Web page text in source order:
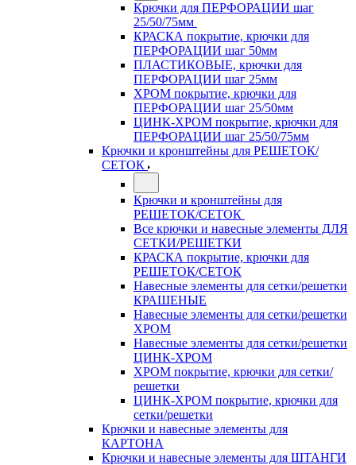
Крючки для ПЕРФОРАЦИИ шаг
25/50/75мм
КРАСКА покрытие, крючки для
ПЕРФОРАЦИИ шаг 50мм
ПЛАСТИКОВЫЕ, крючки для
ПЕРФОРАЦИИ шаг 25мм
ХРОМ покрытие, крючки для
ПЕРФОРАЦИИ шаг 25/50мм
ЦИНК-ХРОМ покрытие, крючки для
ПЕРФОРАЦИИ шаг 25/50/75мм
Крючки и кронштейны для РЕШЕТОК/
СЕТОК
Крючки и кронштейны для
РЕШЕТОК/СЕТОК
Все крючки и навесные элементы ДЛЯ
СЕТКИ/РЕШЕТКИ
КРАСКА покрытие, крючки для
РЕШЕТОК/СЕТОК
Навесные элементы для сетки/решетки
КРАШЕНЫЕ
Навесные элементы для сетки/решетки
ХРОМ
Навесные элементы для сетки/решетки
ЦИНК-ХРОМ
ХРОМ покрытие, крючки для сетки/
решетки
ЦИНК-ХРОМ покрытие, крючки для
сетки/решетки
Крючки и навесные элементы для
КАРТОНА
Крючки и навесные элементы для ШТАНГИ